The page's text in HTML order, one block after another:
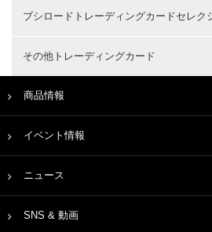
ブシロードトレーディングカードセレク
その他トレーディングカード
商品情報
イベント情報
ニュース
SNS & 動画